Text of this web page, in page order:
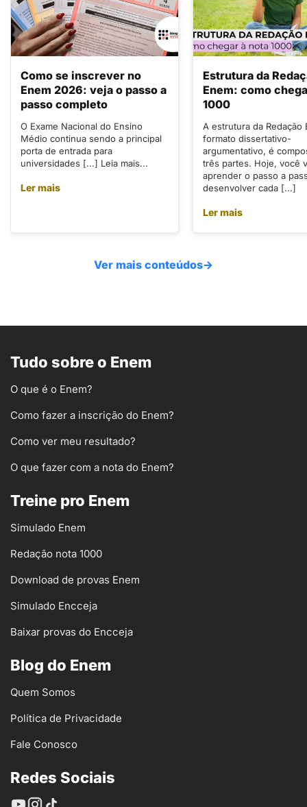
Como se inscrever no
Enem 2026: veja o passo a
passo completo
O Exame Nacional do Ensino
Médio continua sendo a principal
porta de entrada para
universidades [...] Leia mais...
Ler mais
Estrutura da
Enem: como
1000
A estrutura da Redação
formato dissertativo-
argumentativo, é
três partes. Hoje, você
aprender o passo a
desenvolver cada [...]
Ler mais
Ver mais conteúdos→
Tudo sobre o Enem
O que é o Enem?
Como fazer a inscrição do Enem?
Como ver meu resultado?
O que fazer com a nota do Enem?
Treine pro Enem
Simulado Enem
Redação nota 1000
Download de provas Enem
Simulado Encceja
Baixar provas do Encceja
Blog do Enem
Quem Somos
Política de Privacidade
Fale Conosco
Redes Sociais